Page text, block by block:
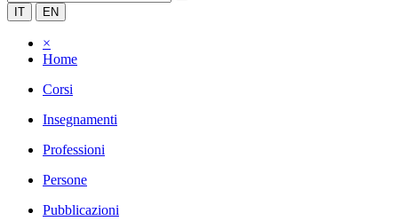
IT EN
×
Home
Corsi
Insegnamenti
Professioni
Persone
Pubblicazioni